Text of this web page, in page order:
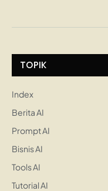
TOPIK
Index
Berita AI
Prompt AI
Bisnis AI
Tools AI
Tutorial AI